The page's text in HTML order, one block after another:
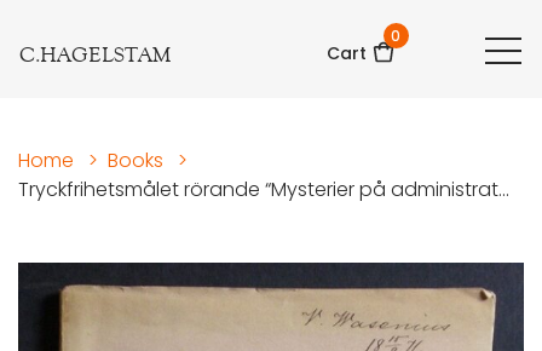
C.HAGELSTAM Cart
0
Home > Books
>
Tryckfrihetsmålet rörande “Mysterier på administrat...